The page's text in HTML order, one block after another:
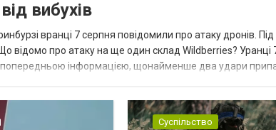
вибухів
вранці 7 серпня повідомили про атаку дронів.
відомо про атаку на ще один склад Wildberries? Уранці
попередньою інформацією, щонайменше два удари
Суспільство